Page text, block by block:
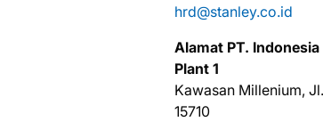
hrd@stanley.co.id
Alаmаt PT.
Plаnt 1
Kаwаѕаn Mіllеnіum,
15710